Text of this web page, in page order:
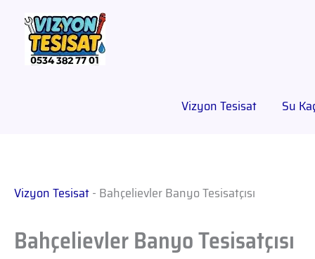
Vizyon Tesisat Su
Vizyon Tesisat- Bahçelievler Banyo Tesisatçısı
Bahçelievler Banyo Tesisatçısı